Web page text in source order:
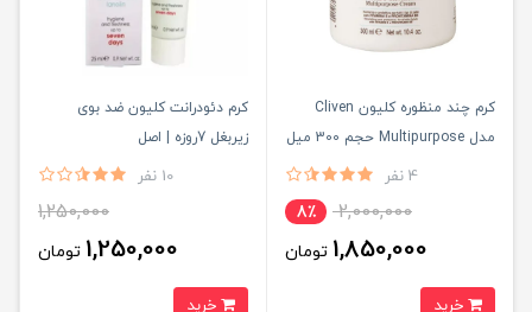
کرم چند منظوره کلیون Cliven
مدل Multipurpose حجم 300 میل
4 نفر
2,000,000 8٪
1,850,000 تومان
کرم دئودرانت کلیون ضد بوی
زیربغل 7روزه | اصل
10 نفر
1,250,000
1,250,000 تومان